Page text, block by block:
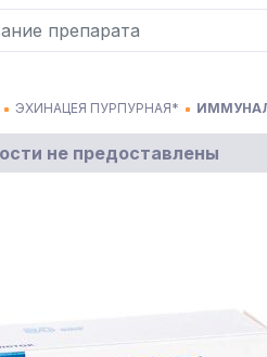
ЭХИНАЦЕЯ ПУРПУРНАЯ* ИММУНАЛ
не предоставлены